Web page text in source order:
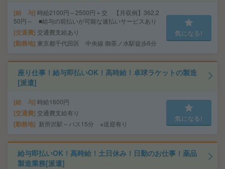
給 与 時給2100円～2500円＋交 【月収例】362,2
50円～ ■給与の前払いが可能な速払いサービスあり
交通費 交通費支給あり
勤務地 東京都千代田区 中央線 御茶ノ水駅徒歩6分
気になる!
座り仕事！給与即払いOK！高時給！卓球ラケットの製造
[派遣]
給 与 時給1600円
交通費 交通費支給有り
勤務地 新所沢駅～バス15分 ※送迎有り
気になる!
給与即払いOK！高時給！土日休み！日勤のお仕事！薬品
製造業務[派遣]